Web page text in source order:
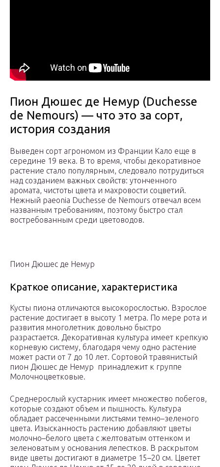
Пион Дюшес де Немур (Duchesse
de Nemours) — что это за сорт,
история создания
Выведен сорт агрономом из Франции Кало еще в
середине 19 века. В то время, чтобы декоративное
растение стало популярным, следовало потрудиться
над созданием важных свойств: утонченного
аромата, чистоты цвета и махровости соцветий.
Нежный paeonia Duchesse de Nemours отвечал всем
названным требованиям, поэтому быстро стал
востребованным среди цветоводов.
Пион Дюшес де Немур
Краткое описание, характеристика
Кусты пиона отличаются высокорослостью. Взрослое
растение достигает в высоту 1 метра. По мере рота и
развития многолетник довольно быстро
разрастается. Декоративная культура имеет крепкую
корневую систему, благодаря чему одно растение
может расти от 7 до 10 лет. Сортовой травянистый
пион Дюшес де Немур принадлежит к группе
Молочноцветковые.
Среднерослый кустарник имеет множество побегов,
которые создают объем и пышность. Культура
обладает рассеченными листьями темно–зеленого
цвета. Изысканность растению добавляют цветы
молочно–белого цвета с желтоватым оттенком и
зеленоватым у основания лепестков. В раскрытом
виде цветы достигают в диаметре 15–20 см. Цветет